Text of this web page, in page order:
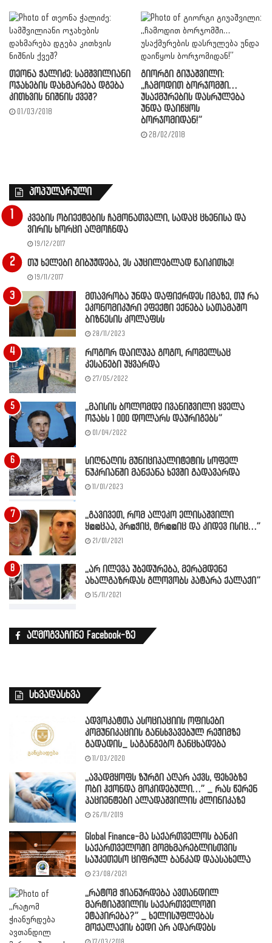
თეონა ჭალიძე: სამშვილიანი
ოჯახების დახმარება დგება
კითხვის ნიშნის ქვეშ?
01/03/2018
გიორგი გიუაშვილი:
,,ჩამოდით ბორჯომში…
უსაქმურების დასრულება
უნდა დაიწყოს
ბორჯომიდან!”
28/02/2018
პოპულარული
კვების ობიექტების ჩამონათვალი, სადაც ცხენისა და
ვირის ხორცი აღმოჩნდა
19/12/2017
თუ ხელები გიბუჟდება, ეს აუცილებლად წაიკითხე!
19/11/2017
მთავრობა უნდა დაფიქრდეს იმაზე, თუ რა
ეკონომიკური ეფექტი ექნება სათამაშო
ბიზნესის კოლაფსს
28/11/2023
როგორ დაიღუპა გოგო, რომელსაც
კესანები უყვარდა
27/05/2022
,,მაისის ბოლომდე ივანიშვილი ყველა
ოჯახს 1 000 დოლარს დაურიგებს”
01/04/2022
სიღნაღის მუნიციპალიტეტის სოფელ
ნუკრიანში მანქანა ხევში გადავარდა
11/01/2023
,,გავივეთ, რომ ალეკო ელისაშვილი
ყ@@ცაა, პრ@ჭიც, ტრ@@იც და კიდევ ისიც…”
21/01/2021
,,არ ილევა უბედურება, მერამდენე
ახალგაზრდას გლოვობს პატარა ქალაქი”
15/11/2021
აღმოგვაჩინე Facebook-ზე
სხვადასხვა
ადვოკატთა ასოციაციის ოფისები
კომუნიკაციის განსხვავებულ რეჟიმზე
გადადის_ საგანგებო განცხადება
11/03/2020
,,ავადმყოფს ზურგი აღარ აქვს, ფეხებზე
ობი ჰქონდა მოკიდებული…” _ რას წერენ
პაციენტები ალადაშვილის კლინიკაზე
26/11/2019
Global Finance-მა საქართველოს ბანკი
საქართველოში მომხმარებლისთვის
საუკეთესო ციფრულ ბანკად დაასახელა
23/08/2021
,,რატომ ჭიანურდება ავთანდილ
მარტიაშვილის საქართველოში
ეტაპირება?” _ ხელისუფლებას
მოქალაქის ბედი არ ადარდებს